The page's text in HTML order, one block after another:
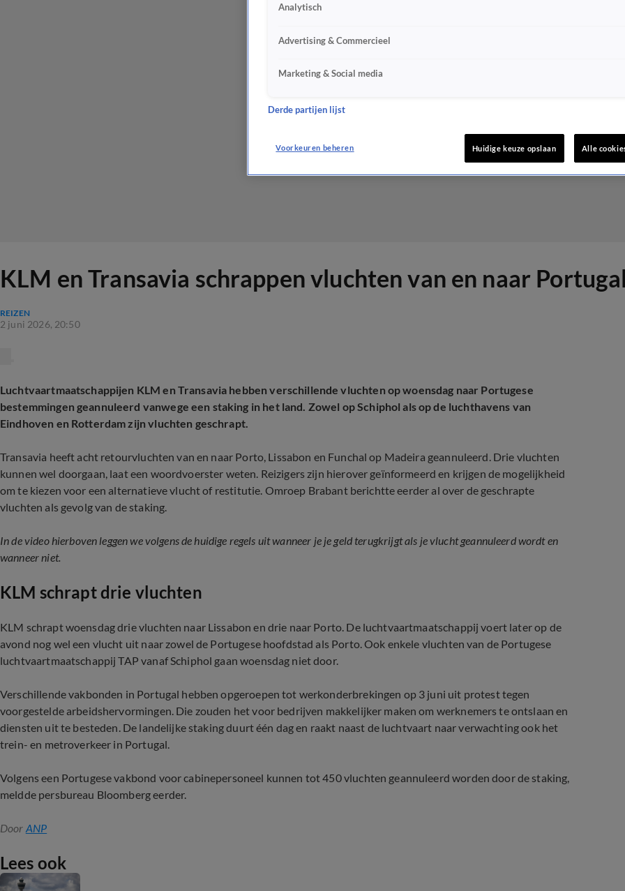
KLM en Transavia schrappen vluchten van en naar
REIZEN
2 juni 2026, 20:50
Luchtvaartmaatschappijen KLM en Transavia hebben verschillende vluchten op woensdag naar Portugese
bestemmingen geannuleerd vanwege een staking in het land. Zowel op Schiphol als op de luchthavens van
Eindhoven en Rotterdam zijn vluchten geschrapt.
Transavia heeft acht retourvluchten van en naar Porto, Lissabon en Funchal op Madeira geannuleerd. Drie vluchten
kunnen wel doorgaan, laat een woordvoerster weten. Reizigers zijn hierover geïnformeerd en krijgen de mogelijkheid
om te kiezen voor een alternatieve vlucht of restitutie. Omroep Brabant berichtte eerder al over de geschrapte
vluchten als gevolg van de staking.
In de video hierboven leggen we volgens de huidige regels uit wanneer je je geld terugkrijgt als je vlucht geannuleerd wordt en
wanneer niet.
KLM schrapt drie vluchten
KLM schrapt woensdag drie vluchten naar Lissabon en drie naar Porto. De luchtvaartmaatschappij voert later op de
avond nog wel een vlucht uit naar zowel de Portugese hoofdstad als Porto. Ook enkele vluchten van de Portugese
luchtvaartmaatschappij TAP vanaf Schiphol gaan woensdag niet door.
Verschillende vakbonden in Portugal hebben opgeroepen tot werkonderbrekingen op 3 juni uit protest tegen
voorgestelde arbeidshervormingen. Die zouden het voor bedrijven makkelijker maken om werknemers te ontslaan en
diensten uit te besteden. De landelijke staking duurt één dag en raakt naast de luchtvaart naar verwachting ook het
trein- en metroverkeer in Portugal.
Volgens een Portugese vakbond voor cabinepersoneel kunnen tot 450 vluchten geannuleerd worden door de staking,
meldde persbureau Bloomberg eerder.
Door ANP
Lees ook
Analytisch
Advertising & Commercieel
Marketing & Social media
Derde partijen lijst
Voorkeuren beheren Huidige keuze opslaan Alle